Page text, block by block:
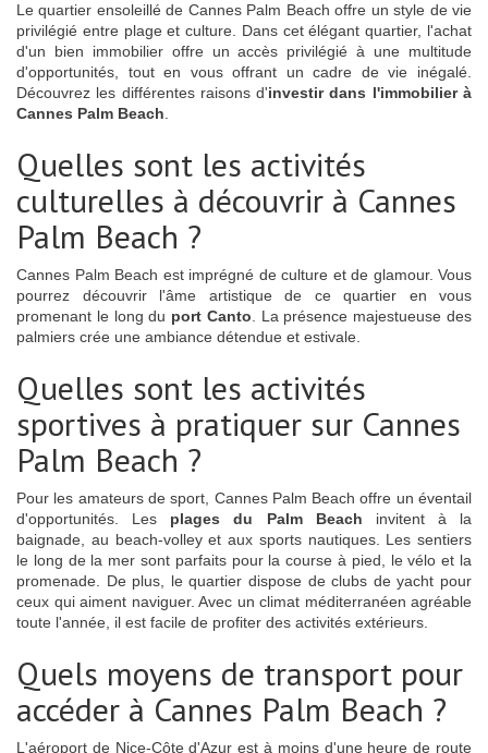
Le quartier ensoleillé de Cannes Palm Beach offre un style de vie
privilégié entre plage et culture. Dans cet élégant quartier, l'achat
d'un bien immobilier offre un accès privilégié à une multitude
d'opportunités, tout en vous offrant un cadre de vie inégalé.
Découvrez les différentes raisons d'investir dans l'immobilier à
Cannes Palm Beach
Quelles sont les activités
culturelles à découvrir à Cannes
Palm Beach ?
Cannes Palm Beach est imprégné de culture et de glamour. Vous
pourrez découvrir l'âme artistique de ce quartier en vous
promenant le long du port Canto . La présence majestueuse des
palmiers crée une ambiance détendue et estivale.
Quelles sont les activités
sportives à pratiquer sur Cannes
Palm Beach ?
Pour les amateurs de sport, Cannes Palm Beach offre un éventail
d'opportunités. Les plages du Palm Beach invitent à la
baignade, au beach-volley et aux sports nautiques. Les sentiers
le long de la mer sont parfaits pour la course à pied, le vélo et la
promenade. De plus, le quartier dispose de clubs de yacht pour
ceux qui aiment naviguer. Avec un climat méditerranéen agréable
toute l'année, il est facile de profiter des activités extérieurs.
Quels moyens de transport pour
accéder à Cannes Palm Beach ?
L'aéroport de Nice-Côte d'Azur est à moins d'une heure de route